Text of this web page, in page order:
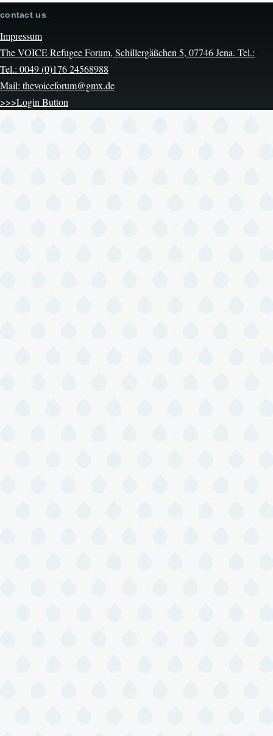
contact us
Impressum
The VOICE Refugee Forum, Schillergäßchen 5, 07746 Jena. Tel.:
Tel.: 0049 (0)176 24568988
Mail: thevoiceforum@gmx.de
>>>Login Button